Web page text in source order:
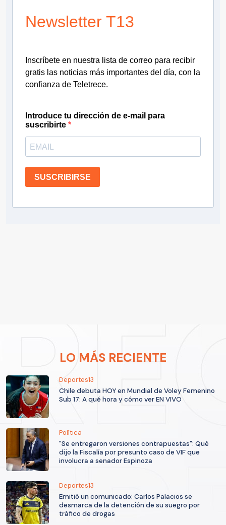
Newsletter T13
Inscríbete en nuestra lista de correo para recibir
gratis las noticias más importantes del día, con la
confianza de Teletrece.
Introduce tu dirección de e-mail para
suscribirte
SUSCRIBIRSE
LO MÁS RECIENTE
Deportes13
Chile debuta HOY en Mundial de Voley Femenino
Sub 17: A qué hora y cómo ver EN VIVO
Política
"Se entregaron versiones contrapuestas": Qué
dijo la Fiscalía por presunto caso de VIF que
involucra a senador Espinoza
Deportes13
Emitió un comunicado: Carlos Palacios se
desmarca de la detención de su suegro por
tráfico de drogas